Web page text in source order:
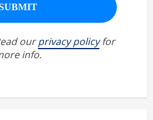
ourprivacy policyfor
info.